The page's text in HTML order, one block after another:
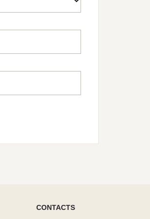
CONTACTS